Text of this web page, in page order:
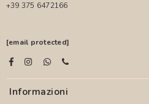
+39 375 6472166
[email protected]
Informazioni